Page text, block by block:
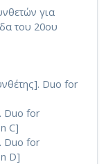
για
του 20ου
Duo for
Duo for
C]
Duo for
D]